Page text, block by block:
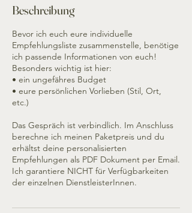
Beschreibung
Bevor ich euch eure individuelle
Empfehlungsliste zusammenstelle, benötige
ich passende Informationen von euch!
Besonders wichtig ist hier:
• ein ungefähres Budget
• eure persönlichen Vorlieben (Stil, Ort,
etc.)
Das Gespräch ist verbindlich. Im Anschluss
berechne ich meinen Paketpreis und du
erhältst deine personalisierten
Empfehlungen als PDF Dokument per Email.
Ich garantiere NICHT für Verfügbarkeiten